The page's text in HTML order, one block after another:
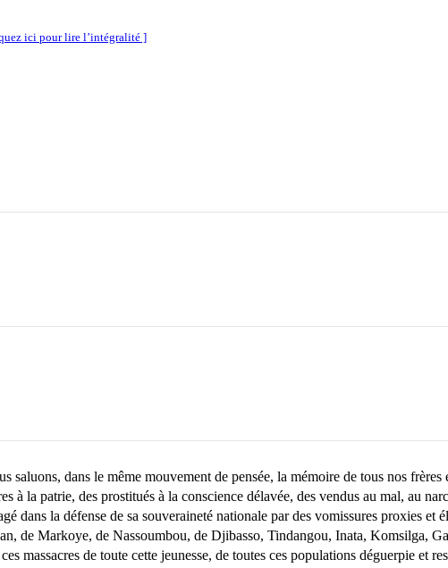
ici pour lire l’intégralité ]
dans le même mouvement de pensée, la mémoire de tous nos
la patrie, des prostitués à la conscience délavée, des vendus au mal,
la défense de sa souveraineté nationale par des vomissures
de Markoye, de Nassoumbou, de Djibasso, Tindangou, Inata,
de toute cette jeunesse, de toutes ces populations déguerpie